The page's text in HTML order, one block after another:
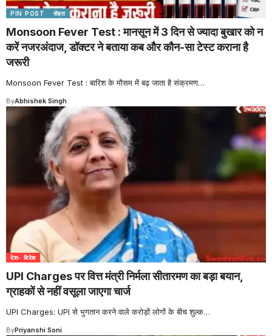
PIN POST सेहत
Monsoon Fever Test : मानसून में 3 दिन से ज्यादा बुखार को न
करें नजरअंदाज, डॉक्टर ने बताया कब और कौन-सा टेस्ट कराना है
जरूरी
Monsoon Fever Test : बारिश के मौसम में बढ़ जाता है संक्रमण…
ByAbhishek Singh
देश- विदेश
UPI Charges पर वित्त मंत्री निर्मला सीतारमण का बड़ा बयान,
ग्राहकों से नहीं वसूला जाएगा चार्ज
UPI Charges: UPI से भुगतान करने वाले करोड़ों लोगों के बीच शुल्क…
ByPriyanshi Soni